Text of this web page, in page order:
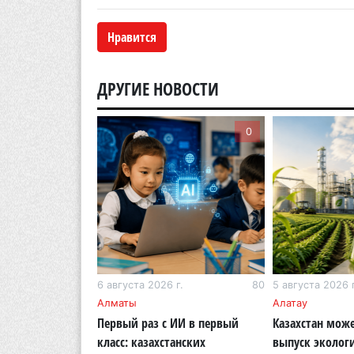
Нравится
ДРУГИЕ НОВОСТИ
0
6 августа 2026 г.
80
Алматы
Первый раз с ИИ в первый
класс: казахстанских
5 августа 2026
Алатау
Казахстан
выпуск